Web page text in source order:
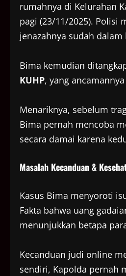
rumahnya di Kelurahan
pagi (23/11/2025). Polisi
jenazahnya sudah
Bima kemudian
KUHP, yang
Menariknya, sebelum
Bima pernah mencoba
secara damai karena
Masalah Kecanduan &
Kasus Bima menyoroti
Fakta bahwa uang
menunjukkan betapa
Kecanduan judi online
sendiri, Kapolda pernah